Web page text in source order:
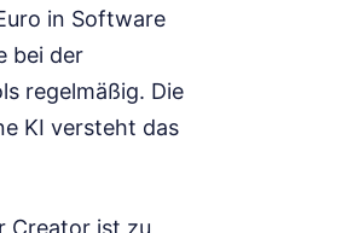
in Software
bei der
regelmäßig. Die
KI versteht das
Creator ist zu